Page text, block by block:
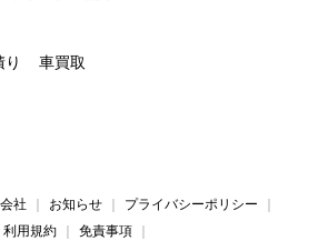
り 車買取
社 お知らせ
プライバシーポリシー
利用規約
免責事項